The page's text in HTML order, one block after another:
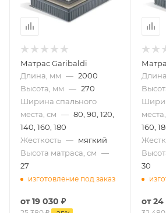
Матрас Garibaldi
Длина, мм — 2000
Высота, мм — 270
Ширина спального
места, см — 80, 90, 120,
140, 160, 180
Жесткость — мягкий
Высота матраса, см —
27
изготовление под заказ
от19 030 ₽
160,
30
от24